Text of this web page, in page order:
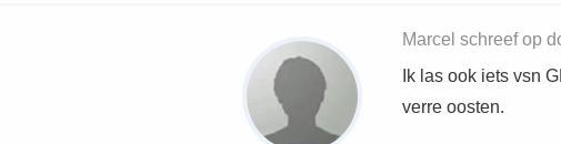
Marcel schreef op
Ik las ook iets vsn
verre oosten.